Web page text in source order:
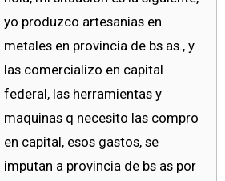
yo produzco artesanias en
metales en provincia de bs as., y
las comercializo en capital
federal, las herramientas y
maquinas q necesito las compro
en capital, esos gastos, se
imputan a provincia de bs as por